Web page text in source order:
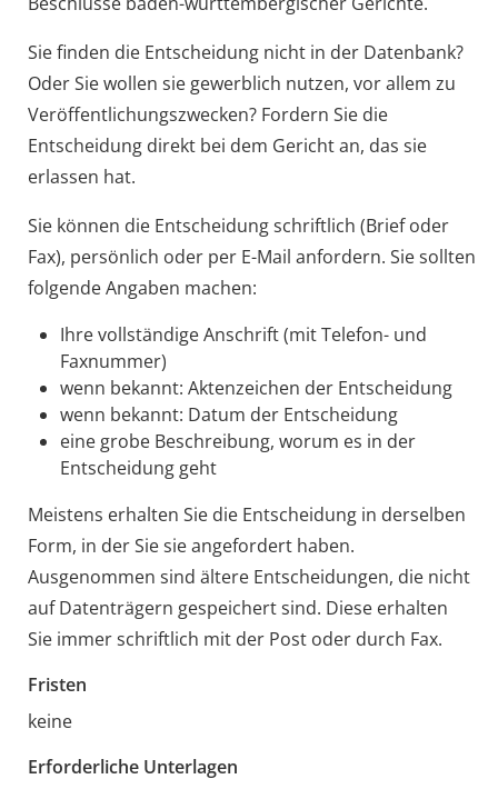
Sie finden die Entscheidung nicht in der Datenbank?
Oder Sie wollen sie gewerblich nutzen, vor allem zu
Veröffentlichungszwecken? Fordern Sie die
Entscheidung direkt bei dem Gericht an, das sie
erlassen hat.
Sie können die Entscheidung schriftlich (Brief oder
Fax), persönlich oder per E-Mail anfordern. Sie sollten
folgende Angaben machen:
Ihre vollständige Anschrift (mit Telefon- und
Faxnummer)
wenn bekannt: Aktenzeichen der Entscheidung
wenn bekannt: Datum der Entscheidung
eine grobe Beschreibung, worum es in der
Entscheidung geht
Meistens erhalten Sie die Entscheidung in derselben
Form, in der Sie sie angefordert haben.
Ausgenommen sind ältere Entscheidungen, die nicht
auf Datenträgern gespeichert sind. Diese erhalten
Sie immer schriftlich mit der Post oder durch Fax.
Fristen
keine
Erforderliche Unterlagen